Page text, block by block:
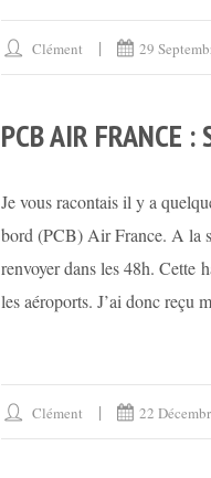
Clément 29
PCB AIR FRANCE :
Je vous racontais il y a
bord (PCB) Air France. A la
renvoyer dans les 48h. Cette
les aéroports. J’ai donc reçu
Clément 22